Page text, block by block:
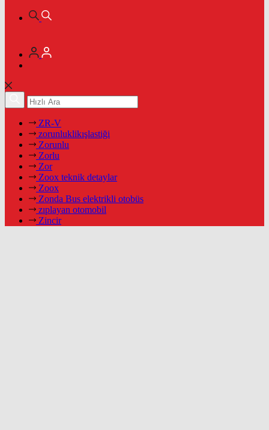
ZR-V
zorunluklikışlastiği
Zorunlu
Zorlu
Zor
Zoox teknik detaylar
Zoox
Zonda Bus elektrikli otobüs
zıplayan otomobil
Zincir